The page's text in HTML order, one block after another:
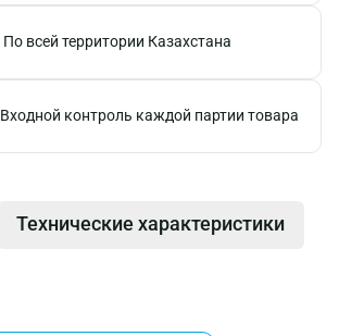
По всей территории Казахстана
Входной контроль каждой партии товара
Технические характеристики